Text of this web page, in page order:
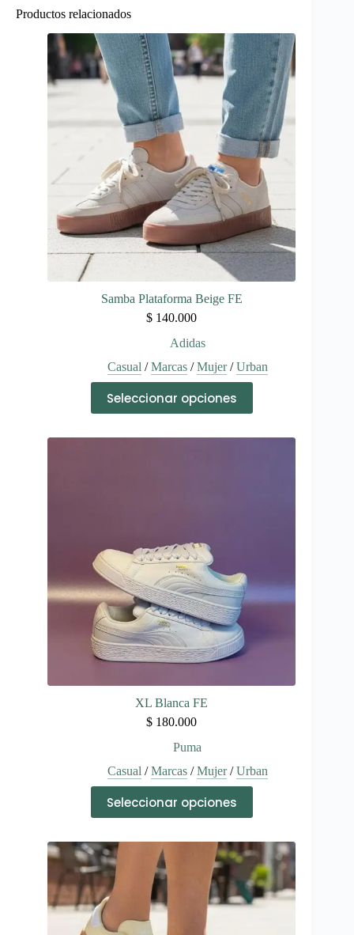
Productos relacionados
Samba Plataforma Beige FE
$ 140.000
Adidas
Casual /Marcas/Mujer/Urban
Seleccionar opciones
producto
tiene
la
página
de
producto
XL Blanca FE
$ 180.000
Puma
Casual /Marcas/Mujer/Urban
Seleccionar opciones
producto
tiene
variantes.
opciones
pueden